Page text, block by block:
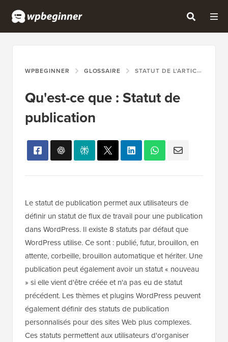
WPBEGINNER GLOSSAIRE STATUT DE L'ARTICLE
Qu'est-ce que : Statut de
publication
Le statut de publication permet aux utilisateurs de
définir un statut de flux de travail pour une publication
dans WordPress. Il existe 8 statuts par défaut que
WordPress utilise. Ce sont : publié, futur, brouillon, en
attente, corbeille, brouillon automatique et hériter. Une
publication peut également avoir un statut « nouveau
» si elle vient d'être créée et n'a pas eu de statut
précédent. Les thèmes et plugins WordPress peuvent
également définir des statuts de publication
personnalisés pour des sites Web plus complexes.
Ces statuts permettent aux utilisateurs d'organiser